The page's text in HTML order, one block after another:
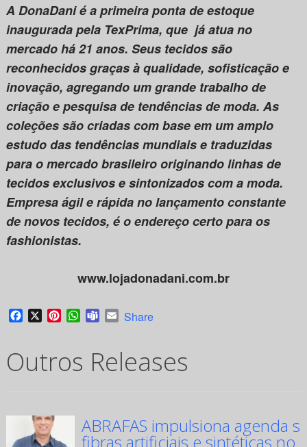
A DonaDani é a primeira ponta de estoque
inaugurada pela TexPrima, quejá atua no
mercado há 21 anos. Seus tecidos são
reconhecidos graças à qualidade, sofisticação e
inovação, agregando um grande trabalho de
criação e pesquisa de tendências de moda. As
coleções são criadas com base em um amplo
estudo das tendências mundiais e traduzidas
para o mercado brasileiro originando linhas de
tecidos exclusivos e sintonizados com a moda.
Empresa ágil e rápida no lançamento constante
de novos tecidos, é o endereço certo para os
fashionistas.
www.lojadonadani.com.br
Facebook
X PinterestWhatsApp
TeamsEmail
Share
Outros Releases
ABRAFAS impulsiona agenda
fibras artificiais e sintéticas no